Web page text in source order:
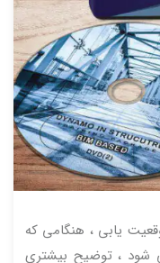
یابی ، هنگامی که
شود ، توضیح بیشتری